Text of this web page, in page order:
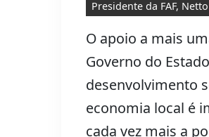
Presidente da FAF,
O apoio a mais
Governo do
desenvolvimento
economia local é
cada vez mais a